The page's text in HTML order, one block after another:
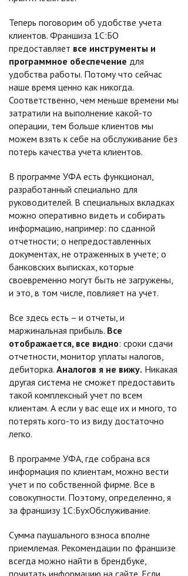
Теперь поговорим об удобстве учета
клиентов. Франшиза 1С:БО
предоставляет все инструменты и
программное обеспечение для
удобства работы. Потому что сейчас
наше время ценно как никогда.
Соответственно, чем меньше времени мы
затратили на выполнение какой-то
операции, тем больше клиентов мы
можем взять к себе на обслуживание без
потерь качества учета клиентов.
В программе УФА есть функционал,
разработанный специально для
руководителей. В специальных вкладках
можно оперативно видеть и собирать
информацию, например: по сданной
отчетности; о непредоставленных
документах, не отраженных в учете; о
банковских выписках, которые
своевременно могут быть не загружены,
и это, в том числе, повлияет на учет.
Все здесь есть – и отчеты, и
маржинальная прибыль. Все
отображается, все видно: сроки сдачи
отчетности, монитор уплаты налогов,
дебиторка. Аналогов я не вижу. Никакая
другая система не сможет предоставить
такой комплексный учет по всем
клиентам. А если у вас еще их и много, то
потерять кого-то из виду достаточно
легко.
В программе УФА, где собрана вся
информация по клиентам, можно вести
учет и по собственной фирме. Все в
совокупности. Поэтому, определенно, я
за франшизу 1С:БухОбслуживание.
Сумма паушального взноса вполне
приемлемая. Рекомендации по франшизе
всегда можно найти в брендбуке,
почитать информацию на сайте. Если